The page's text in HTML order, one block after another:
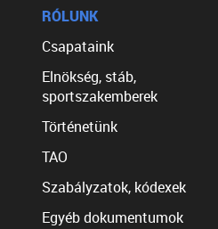
RÓLUNK
Csapataink
Elnökség, stáb,
sportszakemberek
Történetünk
TAO
Szabályzatok, kódexek
Egyéb dokumentumok